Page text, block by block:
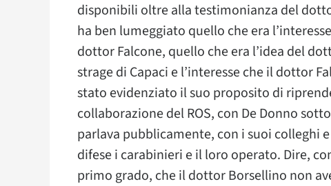
disponibili oltre alla testimonianza del
ha ben lumeggiato quello che era
dottor Falcone, quello che era l’idea del
strage di Capaci e l’interesse che il dottor
stato evidenziato il suo proposito di
collaborazione del ROS, con De Donno
parlava pubblicamente, con i suoi colleghi
difese i carabinieri e il loro operato. Dire,
primo grado, che il dottor Borsellino non